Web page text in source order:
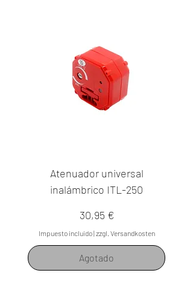
Atenuador universal
inalámbrico ITL-250
Precio
30,95 €
Impuesto incluido|zzgl. Versandkosten
Agotado